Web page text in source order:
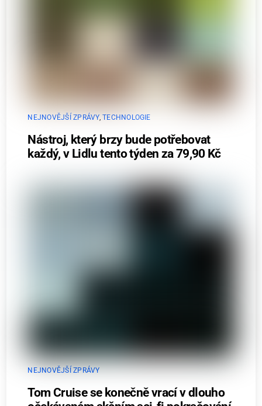
NEJNOVĚJŠÍ ZPRÁVY,TECHNOLOGIE
Nástroj, který brzy bude potřebovat
každý, v Lidlu tento týden za 79,90 Kč
NEJNOVĚJŠÍ ZPRÁVY
Tom Cruise se konečně vrací v dlouho